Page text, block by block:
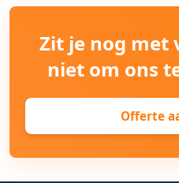
Zit je nog met
niet om ons
Offerte